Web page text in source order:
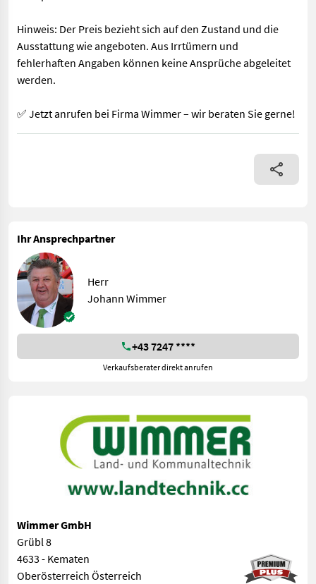
Hinweis: Der Preis bezieht sich auf den Zustand und die
Ausstattung wie angeboten. Aus Irrtümern und
fehlerhaften Angaben können keine Ansprüche abgeleitet
werden.
✅ Jetzt anrufen bei Firma Wimmer – wir beraten Sie gerne!
Die Agro Star Profi Line Kurzscheibenegge VEGA mit einer
Ihr Ansprechpartner
Herr
Johann Wimmer
+43 7247 ****
Verkaufsberater direkt anrufen
Wimmer GmbH
Grübl 8
4633 - Kematen
Oberösterreich Österreich